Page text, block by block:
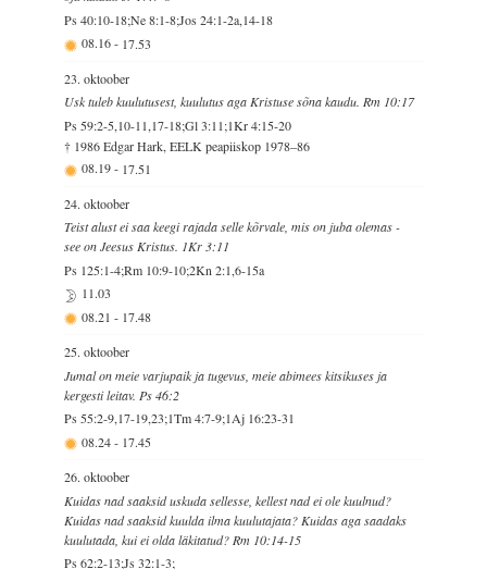
Ps 40:10-18;Ne 8:1-8;Jos 24:1-2a,14-18
08.16- 17.53
23. oktoober
Usk tuleb kuulutusest, kuulutus aga Kristuse sõna kaudu. Rm 10:17
Ps 59:2-5,10-11,17-18;Gl 3:11;1Kr 4:15-20
† 1986 Edgar Hark, EELK peapiiskop 1978–86
08.19- 17.51
24. oktoober
Teist alust ei saa keegi rajada selle kõrvale, mis on juba olemas -
see on Jeesus Kristus. 1Kr 3:11
Ps 125:1-4;Rm 10:9-10;2Kn 2:1,6-15a
11.03
08.21 - 17.48
25. oktoober
Jumal on meie varjupaik ja tugevus, meie abimees kitsikuses ja
kergesti leitav. Ps 46:2
Ps 55:2-9,17-19,23;1Tm 4:7-9;1Aj 16:23-31
08.24- 17.45
26. oktoober
Kuidas nad saaksid uskuda sellesse, kellest nad ei ole kuulnud?
Kuidas nad saaksid kuulda ilma kuulutajata? Kuidas aga saadaks
kuulutada, kui ei olda läkitatud? Rm 10:14-15
Ps 62:2-13;Js 32:1-3;